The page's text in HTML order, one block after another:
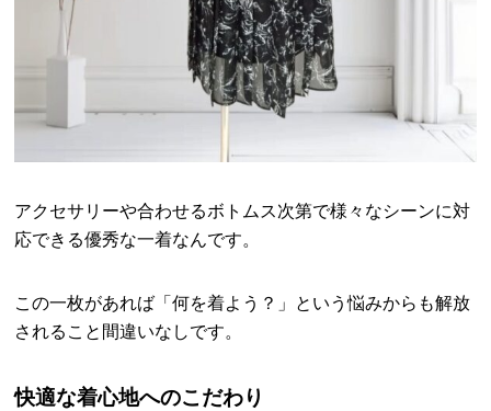
アクセサリーや合わせるボトムス次第で様々なシーンに対
応できる優秀な一着なんです。
この一枚があれば「何を着よう？」という悩みからも解放
されること間違いなしです。
快適な着心地へのこだわり